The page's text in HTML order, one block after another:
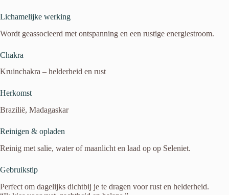
Lichamelijke werking
Wordt geassocieerd met ontspanning en een rustige energiestroom.
Chakra
Kruinchakra – helderheid en rust
Herkomst
Brazilië, Madagaskar
Reinigen & opladen
Reinig met salie, water of maanlicht en laad op op Seleniet.
Gebruikstip
Perfect om dagelijks dichtbij je te dragen voor rust en helderheid.